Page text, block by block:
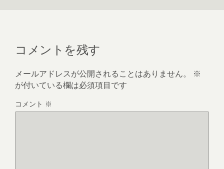
コメントを残す
メールアドレスが公開されることはありません。
※
が付いている欄は必須項目です
コメント ※